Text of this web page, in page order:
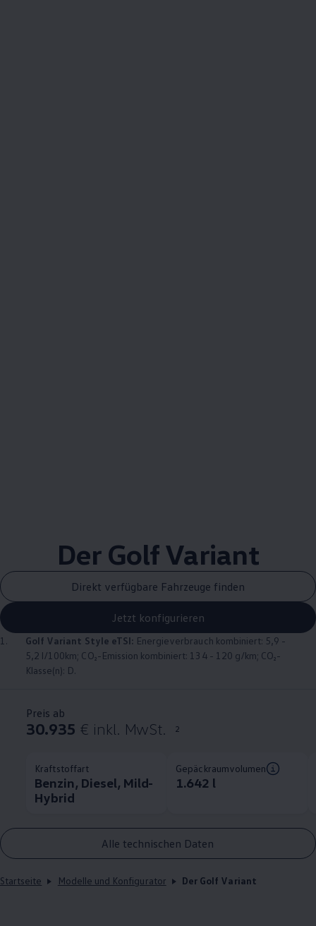
Der GolfVariant
Direkt verfügbare Fahrzeuge finden
Jetzt konfigurieren
1. Golf Variant Style eTSI: Energieverbrauch kombiniert: 5,9 -
5,2 l/100km; CO₂-Emission kombiniert: 134 - 120 g/km; CO₂-
Klasse(n): D.
Preis ab
30.935 € inkl. MwSt. 2
Kraftstoffart
Benzin, Diesel, Mild-
Hybrid
Gepäckraumvolumen
1.642 l
Alle technischen Daten
Startseite Modelle und Konfigurator Der Golf Variant